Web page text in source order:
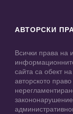
АВТОРСКИ
Всички права на
сайта са обект
авторското